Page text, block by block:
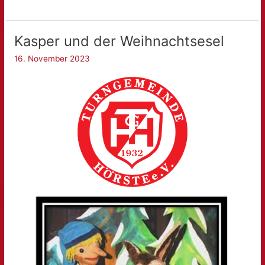
Kasper und der Weihnachtsesel
16. November 2023